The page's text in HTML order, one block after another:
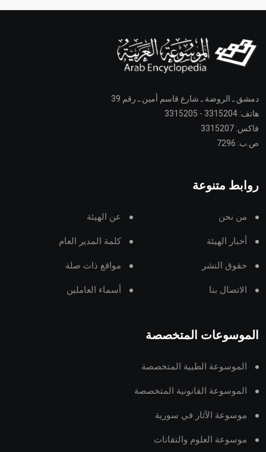
دمشق ـ الروضة ـ شارع قاسم أمين ـ رقم 39
هاتف: 3315204 - 3315205
فاكس: 3315207
ص.ب: 7296
روابط متنوعة
من نحن عن الهيئة
أخبار الهيئة كلمة المدير العام
حقوق النشر مواقع ذات صلة
الاتصال بنا أسماء العاملين
الموسوعات المتخصصة
الموسوعة الطبية المتخصصة
الموسوعة القانونية المتخصصة
موسوعة الآثار في سورية
موسوعة العلوم والتقانات